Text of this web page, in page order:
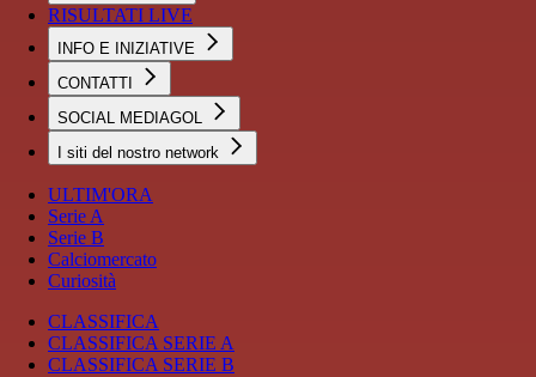
RISULTATI LIVE
INFO E INIZIATIVE
CONTATTI
SOCIAL MEDIAGOL
I siti del nostro network
ULTIM'ORA
Serie A
Serie B
Calciomercato
Curiosità
CLASSIFICA
CLASSIFICA SERIE A
CLASSIFICA SERIE B